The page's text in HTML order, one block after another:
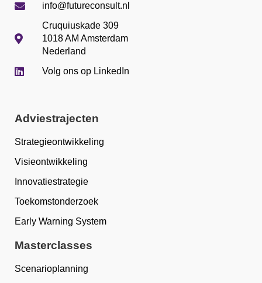
info@futureconsult.nl
Cruquiuskade 309
1018 AM Amsterdam
Nederland
Volg ons op LinkedIn
Adviestrajecten
Strategieontwikkeling
Visieontwikkeling
Innovatiestrategie
Toekomstonderzoek
Early Warning System
Masterclasses
Scenarioplanning